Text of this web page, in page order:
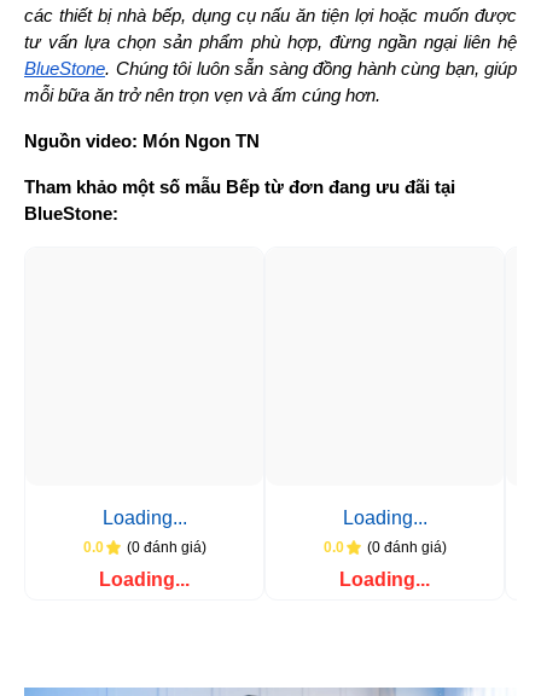
các thiết bị nhà bếp, dụng cụ nấu ăn tiện lợi hoặc muốn được
BlueStone. Chúng tôi luôn sẵn sàng đồng hành cùng bạn, giúp
mỗi bữa ăn trở nên trọn vẹn và ấm cúng hơn.
Nguồn video: Món Ngon TN
Tham khảo một số mẫu Bếp từ đơn đang ưu đãi tại
BlueStone:
Loading...
0.0 (0 đánh giá)
Loading...
Loading...
0.0 (0 đánh giá)
Loading...